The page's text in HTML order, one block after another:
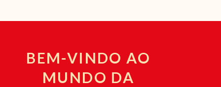
BEM-VINDO AO
MUNDO DA